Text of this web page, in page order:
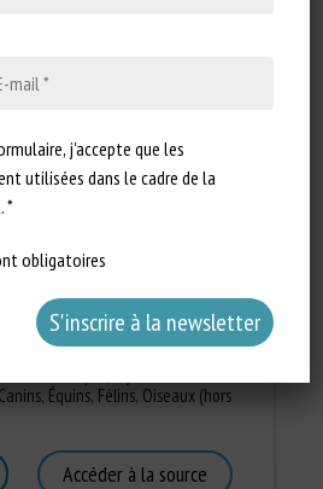
animal interactions
Hernandez, Szymon
Canins, Équins, Félins, Oiseaux (hors
Accéder à la source
j'accepte que les
utilisées dans le cadre de la
*
obligatoires